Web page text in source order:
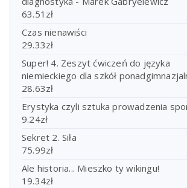
63.51 zł
Czas nienawiści
29.33zł
Super! 4. Zeszyt ćwiczeń do języka
niemieckiego dla szkół
28.63zł
Erystyka czyli sztuka prowadzenia
9.24zł
Sekret 2. Siła
75.99zł
Ale historia... Mieszko ty wikingu!
19.34zł